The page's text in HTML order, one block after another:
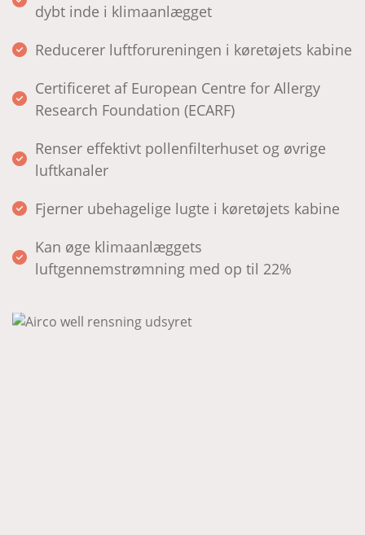
dybt inde i klimaanlægget
Reducerer luftforureningen i køretøjets kabine
Certificeret af European Centre for Allergy
Research Foundation (ECARF)
Renser effektivt pollenfilterhuset og øvrige
luftkanaler
Fjerner ubehagelige lugte i køretøjets kabine
Kan øge klimaanlæggets
luftgennemstrømning med op til 22%